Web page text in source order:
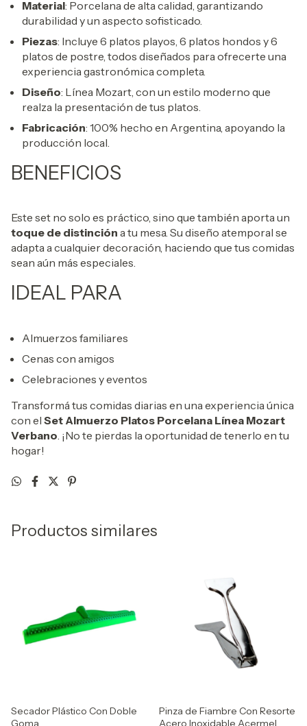
Material: Porcelana de alta calidad, garantizando
durabilidad y un aspecto sofisticado.
Piezas: Incluye 6 platos playos, 6 platos hondos y 6
platos de postre, todos diseñados para ofrecerte una
experiencia gastronómica completa.
Diseño: Línea Mozart, con un estilo moderno que
realza la presentación de tus platos.
Fabricación: 100% hecho en Argentina, apoyando la
producción local.
BENEFICIOS
Este set no solo es práctico, sino que también aporta un
toque de distinción a tu mesa. Su diseño atemporal se
adapta a cualquier decoración, haciendo que tus comidas
sean aún más especiales.
IDEAL PARA
Almuerzos familiares
Cenas con amigos
Celebraciones y eventos
Transformá tus comidas diarias en una experiencia única
con el Set Almuerzo Platos Porcelana Línea Mozart
Verbano . ¡No te pierdas la oportunidad de tenerlo en tu
hogar!
Productos similares
Secador Plástico Con Doble
Goma
Pinza de Fiambre Con Resorte
Acero Inoxidable Acermel